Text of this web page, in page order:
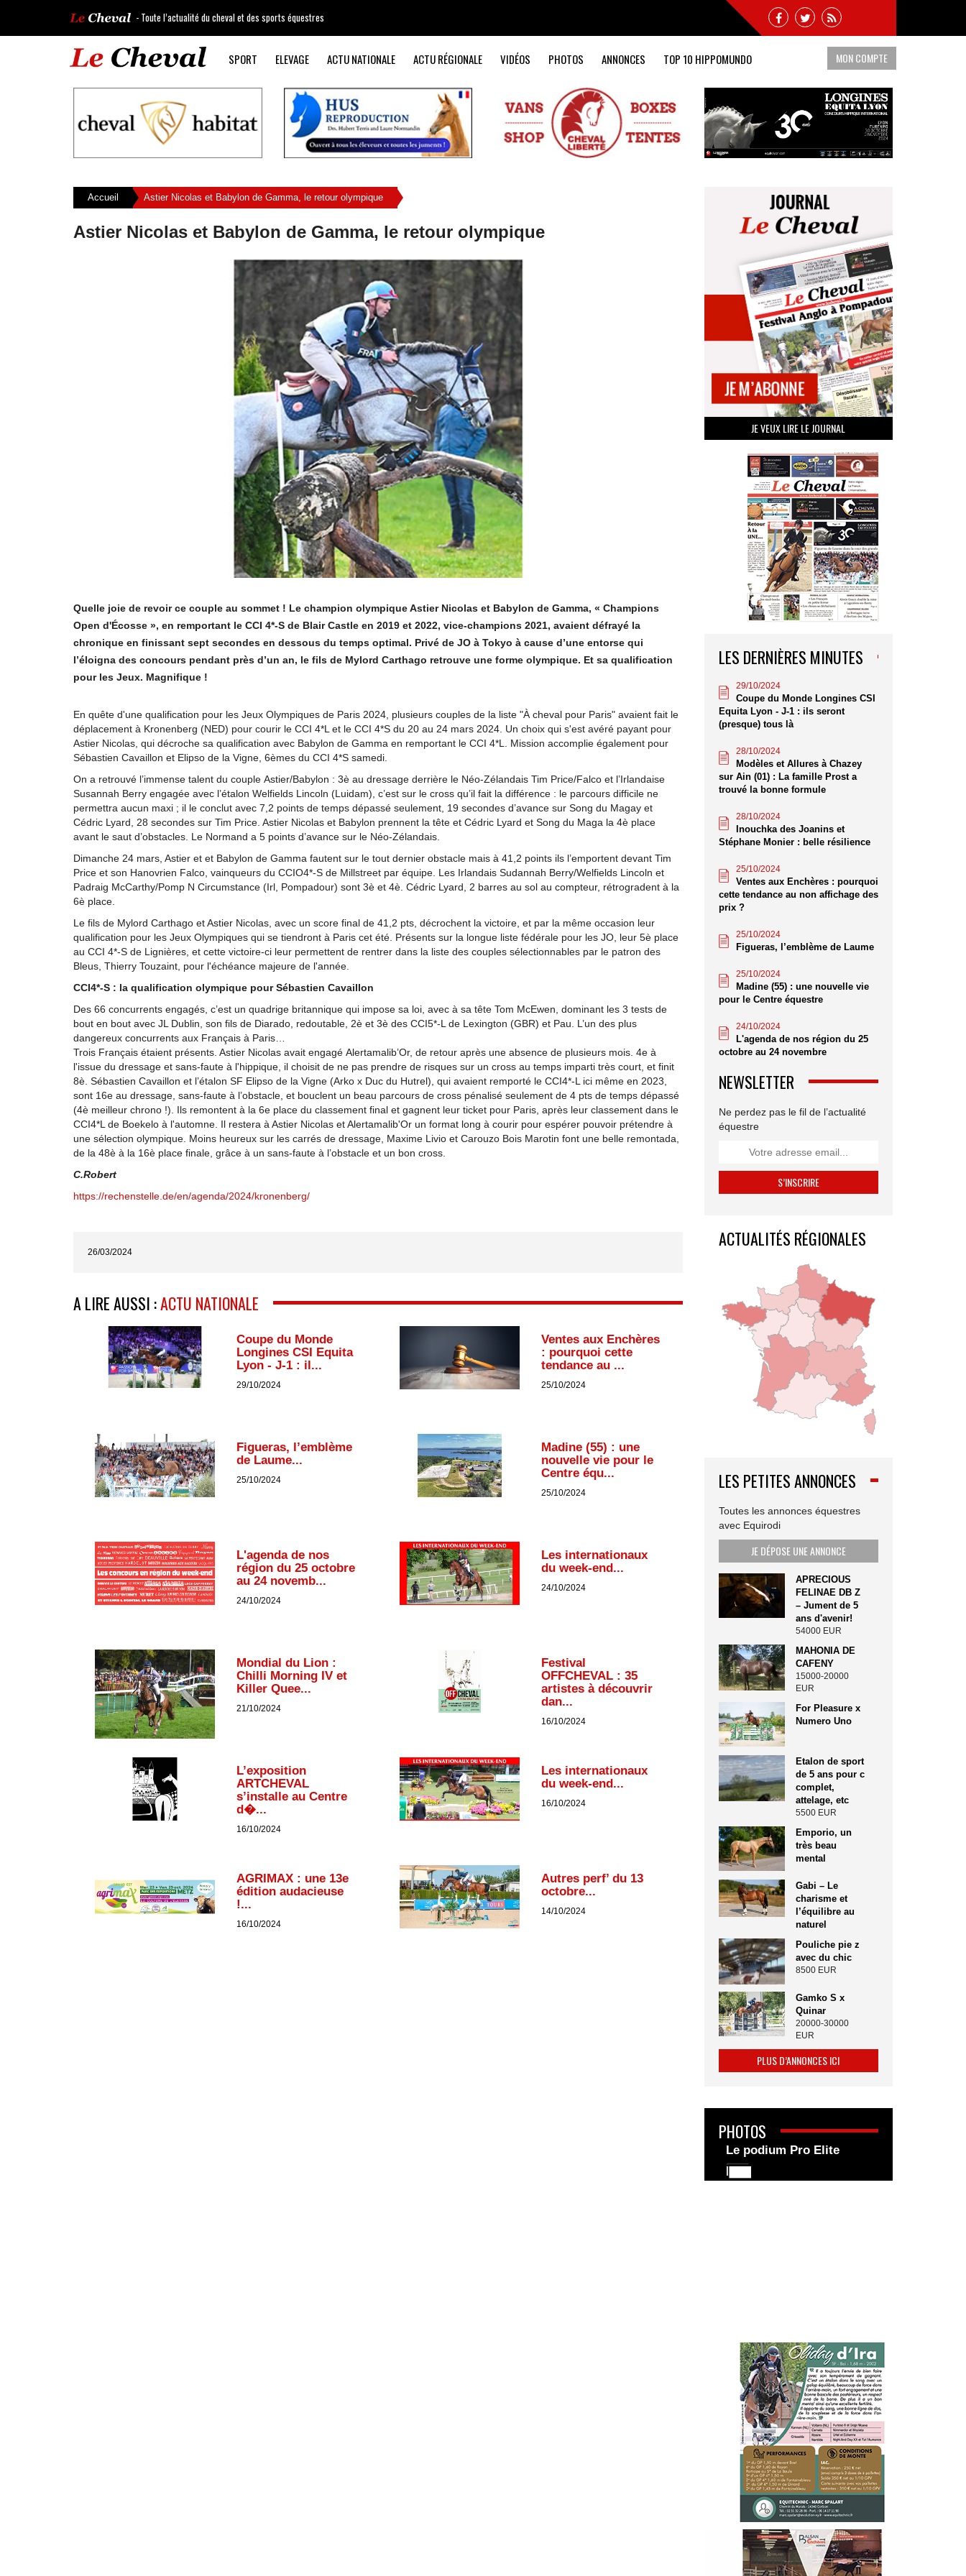
- Toute l’actualité du cheval et des sports équestres
SPORT ELEVAGE ACTU NATIONALE ACTU RÉGIONALE VIDÉOS PHOTOS ANNONCES TOP 10 HIPPOMUNDO MON COMPTE
Accueil Astier Nicolas et Babylon de Gamma, le retour olympique
Astier Nicolas et Babylon de Gamma, le retour olympique
Quelle joie de revoir ce couple au sommet ! Le champion olympique Astier Nicolas et Babylon de Gamma, « Champions
Open d'Écosse », en remportant le CCI 4*-S de Blair Castle en 2019 et 2022, vice-champions 2021, avaient défrayé la
chronique en finissant sept secondes en dessous du temps optimal. Privé de JO à Tokyo à cause d’une entorse qui
l’éloigna des concours pendant près d’un an, le fils de Mylord Carthago retrouve une forme olympique. Et sa qualification
pour les Jeux. Magnifique !
En quête d'une qualification pour les Jeux Olympiques de Paris 2024, plusieurs couples de la liste "À cheval pour Paris" avaient fait le
déplacement à Kronenberg (NED) pour courir le CCI 4*L et le CCI 4*S du 20 au 24 mars 2024. Un choix qui s'est avéré payant pour
Astier Nicolas, qui décroche sa qualification avec Babylon de Gamma en remportant le CCI 4*L. Mission accomplie également pour
Sébastien Cavaillon et Elipso de la Vigne, 6èmes du CCI 4*S samedi.
On a retrouvé l’immense talent du couple Astier/Babylon : 3è au dressage derrière le Néo-Zélandais Tim Price/Falco et l’Irlandaise
Susannah Berry engagée avec l’étalon Welfields Lincoln (Luidam), c’est sur le cross qu’il fait la différence : le parcours difficile ne
permettra aucun maxi ; il le conclut avec 7,2 points de temps dépassé seulement, 19 secondes d’avance sur Song du Magay et
Cédric Lyard, 28 secondes sur Tim Price. Astier Nicolas et Babylon prennent la tête et Cédric Lyard et Song du Maga la 4è place
avant le saut d’obstacles. Le Normand a 5 points d’avance sur le Néo-Zélandais.
Dimanche 24 mars, Astier et et Babylon de Gamma fautent sur le tout dernier obstacle mais à 41,2 points ils l’emportent devant Tim
Price et son Hanovrien Falco, vainqueurs du CCIO4*-S de Millstreet par équipe. Les Irlandais Sudannah Berry/Welfields Lincoln et
Padraig McCarthy/Pomp N Circumstance (Irl, Pompadour) sont 3è et 4è. Cédric Lyard, 2 barres au sol au compteur, rétrogradent à la
6è place.
Le fils de Mylord Carthago et Astier Nicolas, avec un score final de 41,2 pts, décrochent la victoire, et par la même occasion leur
qualification pour les Jeux Olympiques qui se tiendront à Paris cet été. Présents sur la longue liste fédérale pour les JO, leur 5è place
au CCI 4*-S de Lignières, et cette victoire-ci leur permettent de rentrer dans la liste des couples sélectionnables par le patron des
Bleus, Thierry Touzaint, pour l'échéance majeure de l'année.
CCI4*-S : la qualification olympique pour Sébastien Cavaillon
Des 66 concurrents engagés, c’est un quadrige britannique qui impose sa loi, avec à sa tête Tom McEwen, dominant les 3 tests de
bout en bout avec JL Dublin, son fils de Diarado, redoutable, 2è et 3è des CCI5*-L de Lexington (GBR) et Pau. L’un des plus
dangereux concurrents aux Français à Paris…
Trois Français étaient présents. Astier Nicolas avait engagé Alertamalib’Or, de retour après une absence de plusieurs mois. 4e à
l'issue du dressage et sans-faute à l'hippique, il choisit de ne pas prendre de risques sur un cross au temps imparti très court, et finit
8è. Sébastien Cavaillon et l’étalon SF Elipso de la Vigne (Arko x Duc du Hutrel), qui avaient remporté le CCI4*-L ici même en 2023,
sont 16e au dressage, sans-faute à l’obstacle, et bouclent un beau parcours de cross pénalisé seulement de 4 pts de temps dépassé
(4è meilleur chrono !). Ils remontent à la 6e place du classement final et gagnent leur ticket pour Paris, après leur classement dans le
CCI4*L de Boekelo à l'automne. Il restera à Astier Nicolas et Alertamalib'Or un format long à courir pour espérer pouvoir prétendre à
une sélection olympique. Moins heureux sur les carrés de dressage, Maxime Livio et Carouzo Bois Marotin font une belle remontada,
de la 48è à la 16è place finale, grâce à un sans-faute à l’obstacle et un bon cross.
C.Robert
https://rechenstelle.de/en/agenda/2024/kronenberg/
26/03/2024
A LIRE AUSSI :ACTU NATIONALE
Coupe du Monde
Longines CSI Equita
Lyon - J-1 : il...
29/10/2024
Ventes aux Enchères
: pourquoi cette
tendance au ...
25/10/2024
Figueras, l’emblème
de Laume...
25/10/2024
Madine (55) : une
nouvelle vie pour le
Centre équ...
25/10/2024
L'agenda de nos
région du 25 octobre
au 24 novemb...
24/10/2024
Les internationaux
du week-end...
24/10/2024
Mondial du Lion :
Chilli Morning IV et
Killer Quee...
21/10/2024
Festival
OFFCHEVAL : 35
artistes à découvrir
dan...
16/10/2024
L’exposition
ARTCHEVAL
s’installe au Centre
d�...
16/10/2024
Les internationaux
du week-end...
16/10/2024
AGRIMAX : une 13e
édition audacieuse
!...
16/10/2024
Autres perf’ du 13
octobre...
14/10/2024
JE VEUX LIRE LE JOURNAL
LES DERNIÈRES MINUTES
29/10/2024
Coupe du Monde Longines CSI
Equita Lyon - J-1 : ils seront
(presque) tous là
28/10/2024
Modèles et Allures à Chazey
sur Ain (01) : La famille Prost a
trouvé la bonne formule
28/10/2024
Inouchka des Joanins et
Stéphane Monier : belle résilience
25/10/2024
Ventes aux Enchères : pourquoi
cette tendance au non affichage des
prix ?
25/10/2024
Figueras, l’emblème de Laume
25/10/2024
Madine (55) : une nouvelle vie
pour le Centre équestre
24/10/2024
L'agenda de nos région du 25
octobre au 24 novembre
NEWSLETTER
Ne perdez pas le fil de l’actualité
équestre
ACTUALITÉS RÉGIONALES
LES PETITES ANNONCES
Toutes les annonces équestres
avec Equirodi
JE DÉPOSE UNE ANNONCE
APRECIOUS
FELINAE DB Z
– Jument de 5
ans d'avenir!
54000 EUR
MAHONIA DE
CAFENY
15000-20000
EUR
For Pleasure x
Numero Uno
Etalon de sport
de 5 ans pour c
complet,
attelage, etc
5500 EUR
Emporio, un
très beau
mental
Gabi – Le
charisme et
l’équilibre au
naturel
Pouliche pie z
avec du chic
8500 EUR
Gamko S x
Quinar
20000-30000
EUR
PLUS D’ANNONCES ICI
PHOTOS
Le podium Pro Elite